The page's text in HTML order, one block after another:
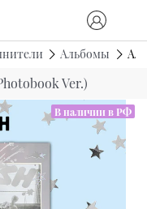
Альбомы
Ver.)
В наличии в РФ